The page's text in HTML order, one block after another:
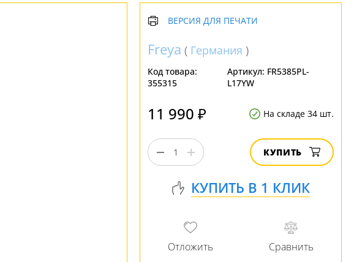
ВЕРСИЯ ДЛЯ ПЕЧАТИ
Freya ( Германия )
Код товара:
355315
Артикул: FR5385PL-
L17YW
11 990 ₽ На складе 34 шт.
КУПИТЬ